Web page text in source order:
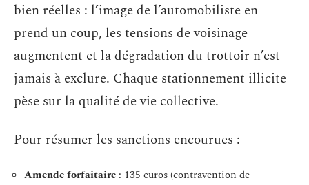
bien réelles : l’image de l’automobiliste en
prend un coup, les tensions de voisinage
augmentent et la dégradation du trottoir n’est
jamais à exclure. Chaque stationnement illicite
pèse sur la qualité de vie collective.
Pour résumer les sanctions encourues :
Amende forfaitaire : 135 euros (contravention de